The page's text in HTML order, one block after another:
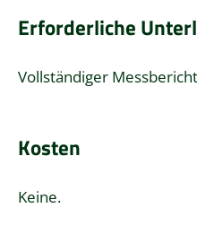
Erforderliche
Vollständiger Messbericht
Kosten
Keine.